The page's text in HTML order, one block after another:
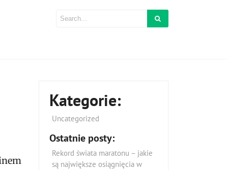
Kategorie:
Uncategorized
Ostatnie posty:
Rekord świata maratonu – jakie
są największe osiągnięcia w